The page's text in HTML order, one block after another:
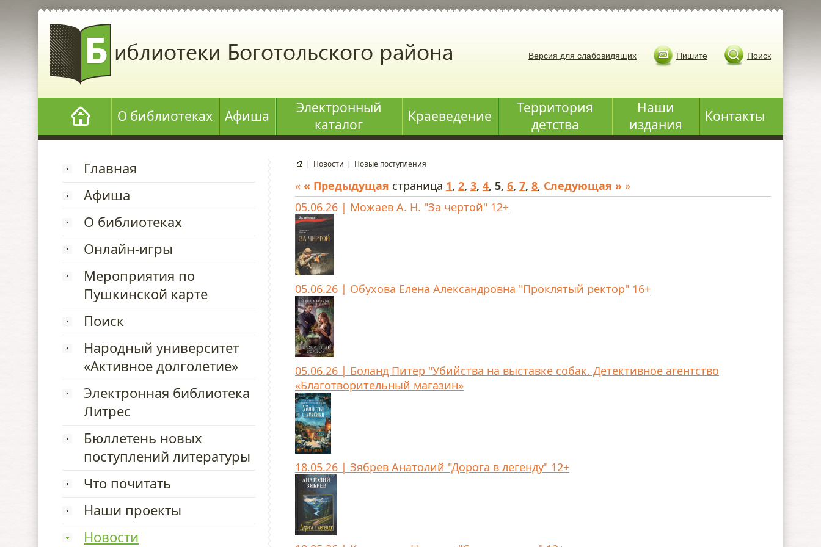
Версия для слабовидящих Пишите Поиск
О библиотеках Афиша
Электронный
каталог
Краеведение
Территория
детства
Наши
издания
Контакты
Главная
Афиша
О библиотеках
Онлайн-игры
Мероприятия по
Пушкинской карте
Поиск
Народный университет
«Активное долголетие»
Электронная библиотека
Литрес
Бюллетень новых
поступлений литературы
Что почитать
Наши проекты
Новости
| Новости | Новые поступления
« « Предыдущая страница 1, 2, 3, 4, 5, 6, 7, 8, Следующая » »
05.06.26 | Можаев А. Н. "За чертой" 12+
05.06.26 | Обухова Елена Александровна "Проклятый ректор" 16+
05.06.26 | Боланд Питер "Убийства на выставке собак. Детективное агентство
«Благотворительный магазин»
18.05.26 | Зябрев Анатолий "Дорога в легенду" 12+